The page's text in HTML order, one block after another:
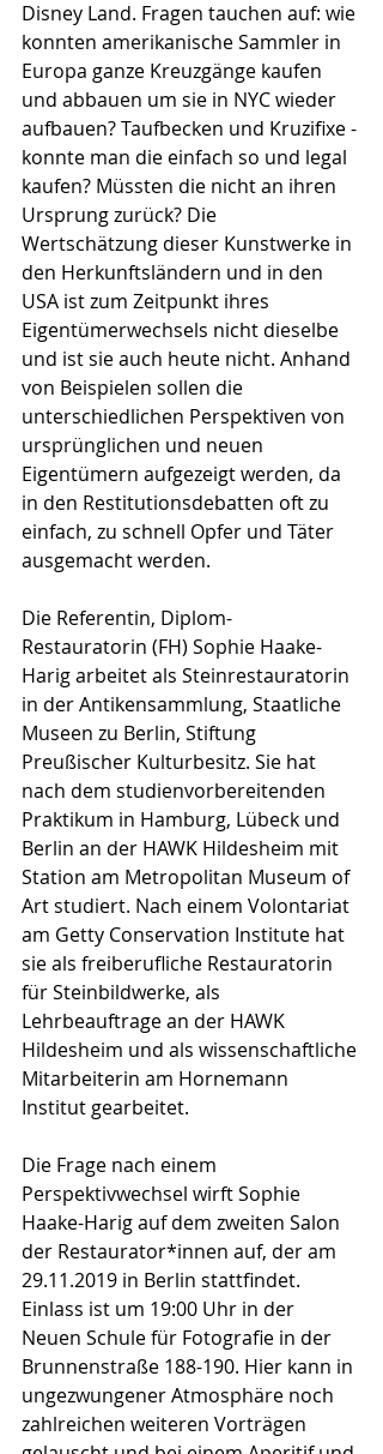
Disney Land. Fragen tauchen auf: wie
konnten amerikanische Sammler in
Europa ganze Kreuzgänge kaufen
und abbauen um sie in NYC wieder
aufbauen? Taufbecken und Kruzifixe -
konnte man die einfach so und legal
kaufen? Müssten die nicht an ihren
Ursprung zurück? Die
Wertschätzung dieser Kunstwerke in
den Herkunftsländern und in den
USA ist zum Zeitpunkt ihres
Eigentümerwechsels nicht dieselbe
und ist sie auch heute nicht. Anhand
von Beispielen sollen die
unterschiedlichen Perspektiven von
ursprünglichen und neuen
Eigentümern aufgezeigt werden, da
in den Restitutionsdebatten oft zu
einfach, zu schnell Opfer und Täter
ausgemacht werden.
Die Referentin, Diplom-
Restauratorin (FH) Sophie Haake-
Harig arbeitet als Steinrestauratorin
in der Antikensammlung, Staatliche
Museen zu Berlin, Stiftung
Preußischer Kulturbesitz. Sie hat
nach dem studienvorbereitenden
Praktikum in Hamburg, Lübeck und
Berlin an der HAWK Hildesheim mit
Station am Metropolitan Museum of
Art studiert. Nach einem Volontariat
am Getty Conservation Institute hat
sie als freiberufliche Restauratorin
für Steinbildwerke, als
Lehrbeauftrage an der HAWK
Hildesheim und als wissenschaftliche
Mitarbeiterin am Hornemann
Institut gearbeitet.
Die Frage nach einem
Perspektivwechsel wirft Sophie
Haake-Harig auf dem zweiten Salon
der Restaurator*innen auf, der am
29.11.2019 in Berlin stattfindet.
Einlass ist um 19:00 Uhr in der
Neuen Schule für Fotografie in der
Brunnenstraße 188-190. Hier kann in
ungezwungener Atmosphäre noch
zahlreichen weiteren Vorträgen